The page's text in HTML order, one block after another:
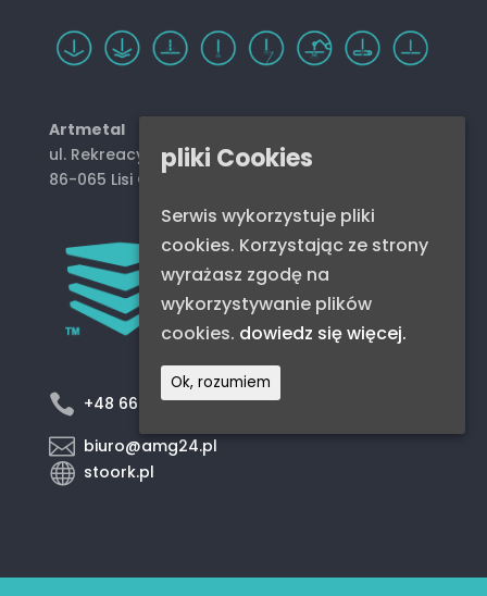
Artmetal
ul. Rekreacyjna 5,
86-065 Lisi Ogon
 +48 668 093 038
 biuro@amg24.pl
 stoork.pl
pliki Cookies
Serwis wykorzystuje pliki
cookies. Korzystając ze strony
wyrażasz zgodę na
wykorzystywanie plików
cookies. dowiedz się więcej.
Ok, rozumiem